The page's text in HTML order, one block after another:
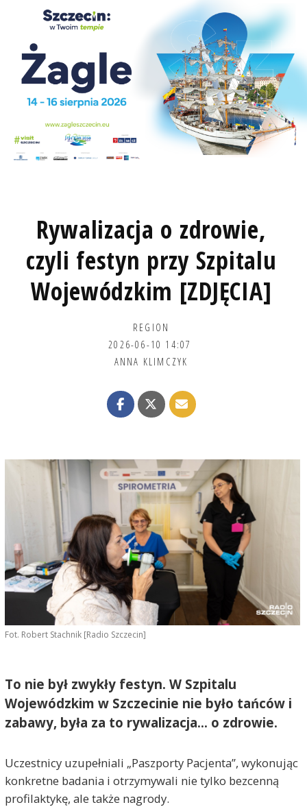
Rywalizacja o zdrowie,
czyli festyn przy Szpitalu
Wojewódzkim [ZDJĘCIA]
REGION
2026-06-10 14:07
ANNA KLIMCZYK
Fot. Robert Stachnik [Radio Szczecin]
To nie był zwykły festyn. W Szpitalu
Wojewódzkim w Szczecinie nie było tańców i
zabawy, była za to rywalizacja... o zdrowie.
Uczestnicy uzupełniali „Paszporty Pacjenta”, wykonując
konkretne badania i otrzymywali nie tylko bezcenną
profilaktykę, ale także nagrody.